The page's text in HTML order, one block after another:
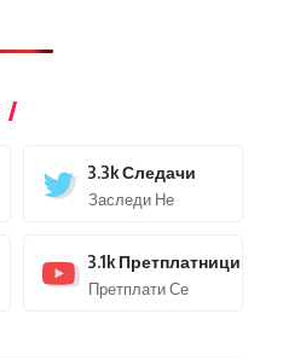
3.3kСледачи
Заследи Не
3.1k Претплатници
Претплати Се